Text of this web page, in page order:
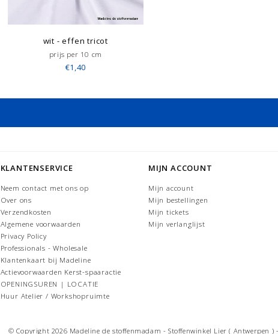
wit - effen tricot
prijs per 10 cm
€1,40
KLANTENSERVICE
Neem contact met ons op
Over ons
Verzendkosten
Algemene voorwaarden
Privacy Policy
Professionals - Wholesale
Klantenkaart bij Madeline
Actievoorwaarden Kerst-spaaractie
OPENINGSUREN | LOCATIE
Huur Atelier / Workshopruimte
MIJN ACCOUNT
Mijn account
Mijn bestellingen
Mijn tickets
Mijn verlanglijst
© Copyright 2026 Madeline de stoffenmadam - Stoffenwinkel Lier ( Antwerpen ) -